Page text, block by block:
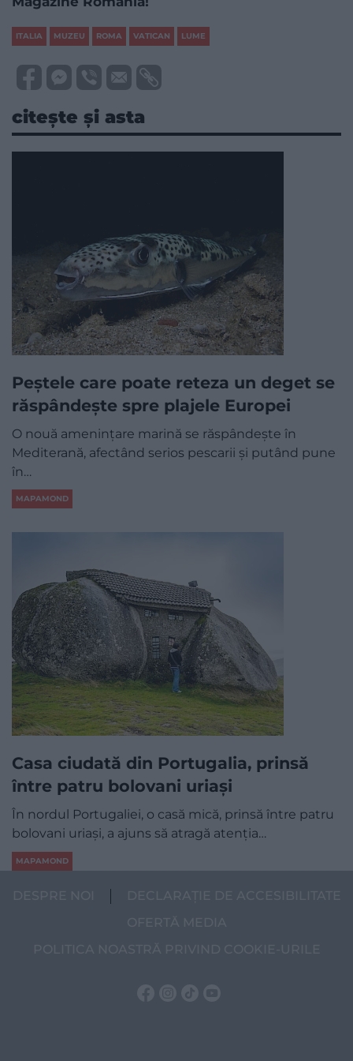
ITALIA MUZEU ROMA VATICAN LUME
citește și asta
Peștele care poate reteza un deget se
răspândește spre plajele Europei
O nouă amenințare marină se răspândește în
Mediterană, afectând serios pescarii și putând pune
în…
MAPAMOND
Casa ciudată din Portugalia, prinsă
între patru bolovani uriași
În nordul Portugaliei, o casă mică, prinsă între patru
bolovani uriași, a ajuns să atragă atenția…
MAPAMOND